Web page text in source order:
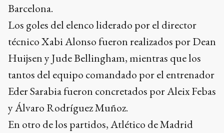
Barcelona.
Los goles del elenco liderado por el director
técnico Xabi Alonso fueron realizados por Dean
Huijsen y Jude Bellingham, mientras que los
tantos del equipo comandado por el entrenador
Eder Sarabia fueron concretados por Aleix Febas
y Álvaro Rodríguez Muñoz.
En otro de los partidos, Atlético de Madrid